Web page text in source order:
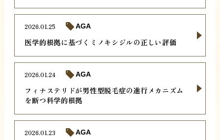
医学的根拠に基づくミノキシジルの正しい評価
2026.01.25 AGA
フィナステリドが男性型脱毛症の進行メカニズム
を断つ科学的根拠
2026.01.24 AGA
2026.01.23 AGA